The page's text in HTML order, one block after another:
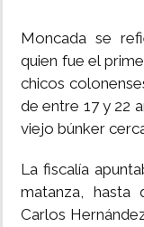
Moncada se
quien fue el
chicos
de entre 17 y 22
viejo búnker
La fiscalía
matanza,
Carlos